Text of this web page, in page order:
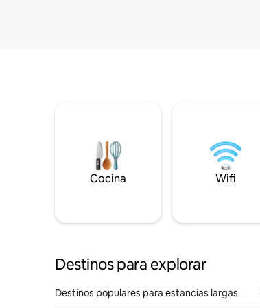
Cocina Wifi
Destinos para explorar
Destinos populares para estancias largas